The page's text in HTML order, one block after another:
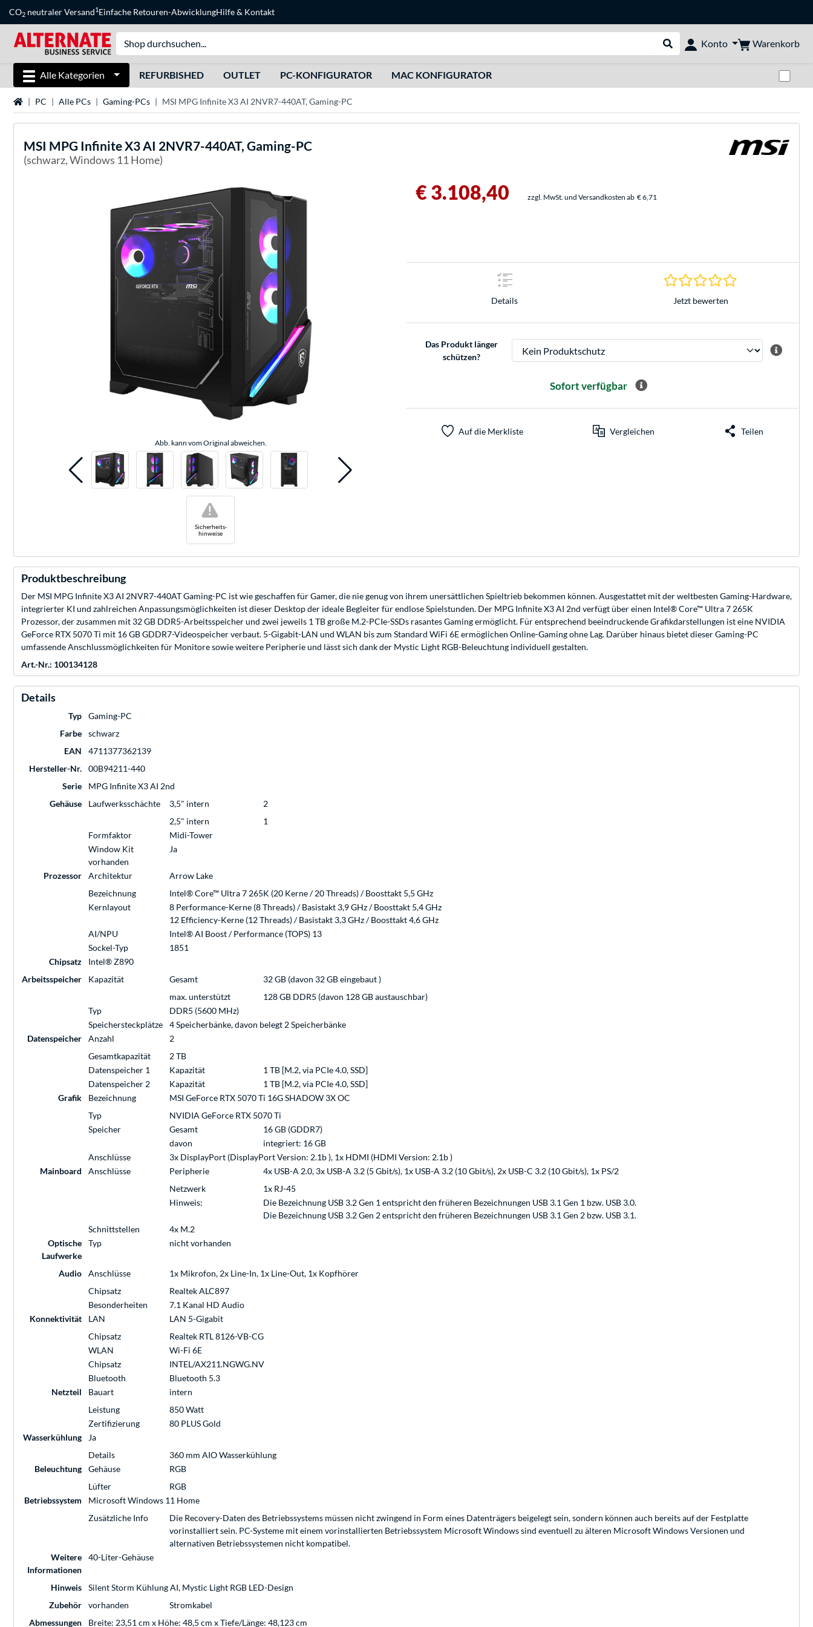
CO2 neutraler Versand1Einfache Retouren-AbwicklungHilfe& Kontakt
Suche durchführen
Konto Warenkorb
Alle Kategorien REFURBISHED OUTLET PC-KONFIGURATOR MAC KONFIGURATOR
Startseite
PC Alle PCs Gaming-PCs MSI MPG Infinite X3 AI 2NVR7-440AT, Gaming-PC
MSI MPG Infinite X3 AI 2NVR7-440AT, Gaming-PC
(schwarz, Windows 11 Home)
Abb. kann vom Original abweichen.
Sicherheits-
hinweise
!
€ 3.108,40 zzgl. MwSt. und Versandkosten ab € 6,71
Details
0.0 Sterne bei 0
Jetzt bewerten
Das Produkt länger
schützen?
Sofort verfügbar
Auf die Merkliste Vergleichen Teilen
Produktbeschreibung
Der MSI MPG Infinite X3 AI 2NVR7-440AT Gaming-PC ist wie geschaffen für Gamer, die nie genug von ihrem unersättlichen Spieltrieb bekommen können. Ausgestattet mit der weltbesten Gaming-Hardware,
integrierter KI und zahlreichen Anpassungsmöglichkeiten ist dieser Desktop der ideale Begleiter für endlose Spielstunden. Der MPG Infinite X3 AI 2nd verfügt über einen Intel® Core™ Ultra 7 265K
Prozessor, der zusammen mit 32 GB DDR5-Arbeitsspeicher und zwei jeweils 1 TB große M.2-PCIe-SSDs rasantes Gaming ermöglicht. Für entsprechend beeindruckende Grafikdarstellungen ist eine NVIDIA
GeForce RTX 5070 Ti mit 16 GB GDDR7-Videospeicher verbaut. 5-Gigabit-LAN und WLAN bis zum Standard WiFi 6E ermöglichen Online-Gaming ohne Lag. Darüber hinaus bietet dieser Gaming-PC
umfassende Anschlussmöglichkeiten für Monitore sowie weitere Peripherie und lässt sich dank der Mystic Light RGB-Beleuchtung individuell gestalten.
Art.-Nr.: 100134128
Details
Typ
Gaming-PC
Farbe
schwarz
EAN
4711377362139
Hersteller-Nr.
00B94211-440
Serie
MPG Infinite X3 AI 2nd
Gehäuse
Laufwerksschächte 3,5" intern
2
2,5" intern
1
Formfaktor
Midi-Tower
Window Kit
vorhanden
Ja
Prozessor Architektur
Arrow Lake
Bezeichnung
Intel® Core™ Ultra 7 265K (20 Kerne / 20 Threads) / Boosttakt 5,5 GHz
Kernlayout
8 Performance-Kerne (8 Threads) / Basistakt 3,9 GHz / Boosttakt 5,4 GHz
12 Efficiency-Kerne (12 Threads) / Basistakt 3,3 GHz / Boosttakt 4,6 GHz
AI/NPU
Intel® AI Boost / Performance (TOPS) 13
Sockel-Typ
1851
Chipsatz
Intel® Z890
Arbeitsspeicher
Kapazität Gesamt
32 GB (davon 32 GB eingebaut )
max. unterstützt
128 GB DDR5 (davon 128 GB austauschbar)
Typ
DDR5 (5600 MHz)
Speichersteckplätze
4 Speicherbänke, davon belegt 2 Speicherbänke
Datenspeicher
Anzahl
2
Gesamtkapazität
2 TB
Datenspeicher 1
Kapazität
1 TB [M.2, via PCIe 4.0, SSD]
Datenspeicher 2
Kapazität
1 TB [M.2, via PCIe 4.0, SSD]
Grafik
Bezeichnung
MSI GeForce RTX 5070 Ti 16G SHADOW 3X OC
Typ
NVIDIA GeForce RTX 5070 Ti
Speicher
Gesamt
16 GB (GDDR7)
davon
integriert: 16 GB
Anschlüsse
3x DisplayPort (DisplayPort Version: 2.1b ), 1x HDMI (HDMI Version: 2.1b )
Mainboard
Anschlüsse Peripherie
4x USB-A 2.0, 3x USB-A 3.2 (5 Gbit/s), 1x USB-A 3.2 (10 Gbit/s), 2x USB-C 3.2 (10 Gbit/s), 1x PS/2
Netzwerk
1x RJ-45
Hinweis:
Die Bezeichnung USB 3.2 Gen 1 entspricht den früheren Bezeichnungen USB 3.1 Gen 1 bzw. USB 3.0.
Die Bezeichnung USB 3.2 Gen 2 entspricht den früheren Bezeichnungen USB 3.1 Gen 2 bzw. USB 3.1.
Schnittstellen
4x M.2
Optische
Laufwerke
Typ nicht vorhanden
Audio Anschlüsse
1x Mikrofon, 2x Line-In, 1x Line-Out, 1x Kopfhörer
Chipsatz
Realtek ALC897
Besonderheiten
7.1 Kanal HD Audio
Konnektivität
LAN
LAN 5-Gigabit
Chipsatz
Realtek RTL 8126-VB-CG
WLAN
Wi-Fi 6E
Chipsatz
INTEL/AX211.NGWG.NV
Bluetooth
Bluetooth 5.3
Netzteil
Bauart
intern
Leistung
850 Watt
Zertifizierung
80 PLUS Gold
Wasserkühlung
Ja
Details
360 mm AIO Wasserkühlung
Beleuchtung
Gehäuse
RGB
Lüfter
RGB
Betriebssystem
Microsoft Windows 11 Home
Zusätzliche Info
Die Recovery-Daten des Betriebssystems müssen nicht zwingend in Form eines Datenträgers beigelegt sein, sondern können auch bereits auf der Festplatte
vorinstalliert sein. PC-Systeme mit einem vorinstallierten Betriebssystem Microsoft Windows sind eventuell zu älteren Microsoft Windows Versionen und
alternativen Betriebssystemen nicht kompatibel.
Weitere
Informationen
40-Liter-Gehäuse
Hinweis
Silent Storm Kühlung AI, Mystic Light RGB LED-Design
Zubehör
vorhanden
Stromkabel
Abmessungen
Breite: 23,51 cm x Höhe: 48,5 cm x Tiefe/Länge: 48,123 cm